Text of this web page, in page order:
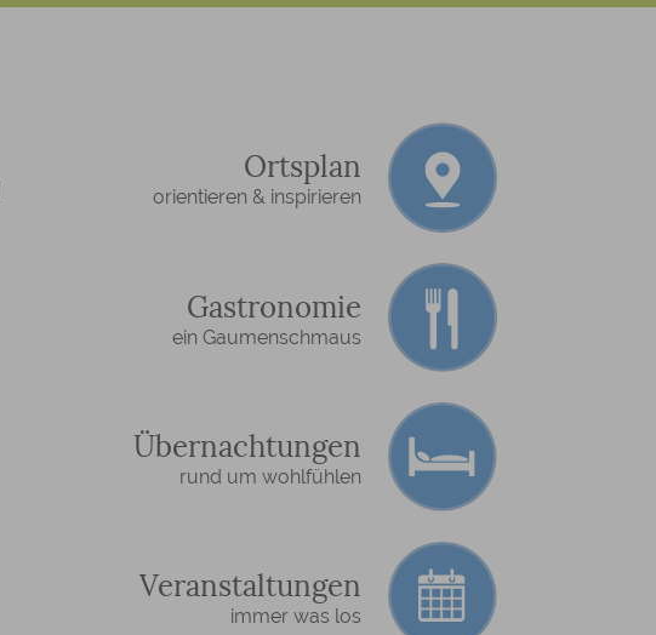
Ortsplan
orientieren & inspirieren
Gastronomie
ein Gaumenschmaus
Übernachtungen
rund um wohlfühlen
Veranstaltungen
immer was los